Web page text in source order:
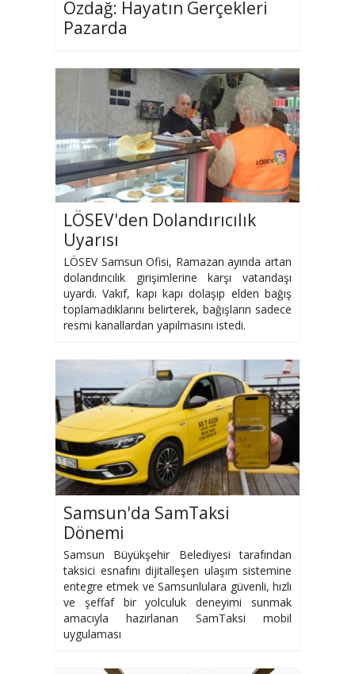
Özdağ: Hayatın Gerçekleri
Pazarda
LÖSEV'den Dolandırıcılık
Uyarısı
LÖSEV Samsun Ofisi, Ramazan ayında artan
dolandırıcılık girişimlerine karşı vatandaşı
uyardı. Vakıf, kapı kapı dolaşıp elden bağış
toplamadıklarını belirterek, bağışların sadece
resmi kanallardan yapılmasını istedi.
Samsun'da SamTaksi
Dönemi
Samsun Büyükşehir Belediyesi tarafından
taksici esnafını dijitalleşen ulaşım sistemine
entegre etmek ve Samsunlulara güvenli, hızlı
ve şeffaf bir yolculuk deneyimi sunmak
amacıyla hazırlanan SamTaksi mobil
uygulaması